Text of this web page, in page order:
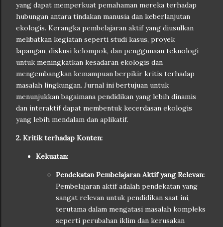
yang dapat memperkuat pemahaman mereka terhadap
hubungan antara tindakan manusia dan keberlanjutan
ekologis. Kerangka pembelajaran aktif yang diusulkan
melibatkan kegiatan seperti studi kasus, proyek
lapangan, diskusi kelompok, dan penggunaan teknologi
untuk meningkatkan kesadaran ekologis dan
mengembangkan kemampuan berpikir kritis terhadap
masalah lingkungan. Jurnal ini bertujuan untuk
menunjukkan bagaimana pendidikan yang lebih dinamis
dan interaktif dapat membentuk kecerdasan ekologis
yang lebih mendalam dan aplikatif.
2. Kritik terhadap Konten:
Kekuatan:
Pendekatan Pembelajaran Aktif yang Relevan:
Pembelajaran aktif adalah pendekatan yang
sangat relevan untuk pendidikan saat ini,
terutama dalam mengatasi masalah kompleks
seperti perubahan iklim dan kerusakan